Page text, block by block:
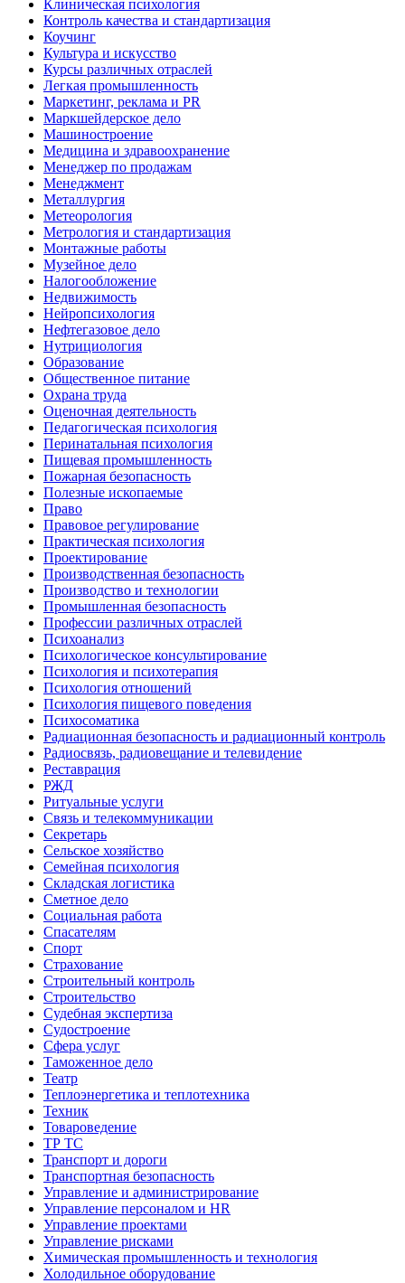
Клиническая психология
Контроль качества и стандартизация
Коучинг
Культура и искусство
Курсы различных отраслей
Легкая промышленность
Маркетинг, реклама и PR
Маркшейдерское дело
Машиностроение
Медицина и здравоохранение
Менеджер по продажам
Менеджмент
Металлургия
Метеорология
Метрология и стандартизация
Монтажные работы
Музейное дело
Налогообложение
Недвижимость
Нейропсихология
Нефтегазовое дело
Нутрициология
Образование
Общественное питание
Охрана труда
Оценочная деятельность
Педагогическая психология
Перинатальная психология
Пищевая промышленность
Пожарная безопасность
Полезные ископаемые
Право
Правовое регулирование
Практическая психология
Проектирование
Производственная безопасность
Производство и технологии
Промышленная безопасность
Профессии различных отраслей
Психоанализ
Психологическое консультирование
Психология и психотерапия
Психология отношений
Психология пищевого поведения
Психосоматика
Радиационная безопасность и радиационный контроль
Радиосвязь, радиовещание и телевидение
Реставрация
РЖД
Ритуальные услуги
Связь и телекоммуникации
Секретарь
Сельское хозяйство
Семейная психология
Складская логистика
Сметное дело
Социальная работа
Спасателям
Спорт
Страхование
Строительный контроль
Строительство
Судебная экспертиза
Судостроение
Сфера услуг
Таможенное дело
Театр
Теплоэнергетика и теплотехника
Техник
Товароведение
ТР ТС
Транспорт и дороги
Транспортная безопасность
Управление и администрирование
Управление персоналом и HR
Управление проектами
Управление рисками
Химическая промышленность и технология
Холодильное оборудование